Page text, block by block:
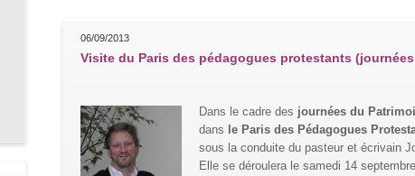
06/09/2013
Visite du Paris des pédagogues protestants
Dans le cadre des journées du
dans le Paris des Pédagogues
sous la conduite du pasteur et écrivain
Elle se déroulera le samedi 14